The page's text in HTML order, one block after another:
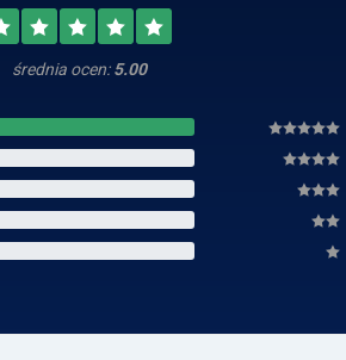
średnia ocen:5.00